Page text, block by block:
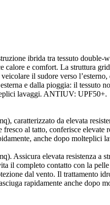
ibrida tra tessuto double-
calore e comfort. La struttura
il sudore verso
e dalla pioggia: il tessuto
lavaggi. ANTIUV: UPF50+.
caratterizzato da elevata
al tatto, conferisce elevate
anche dopo
Assicura elevata resistenza a
il completo contatto con la
dal vento. Il trattamento
rapidamente anche dopo